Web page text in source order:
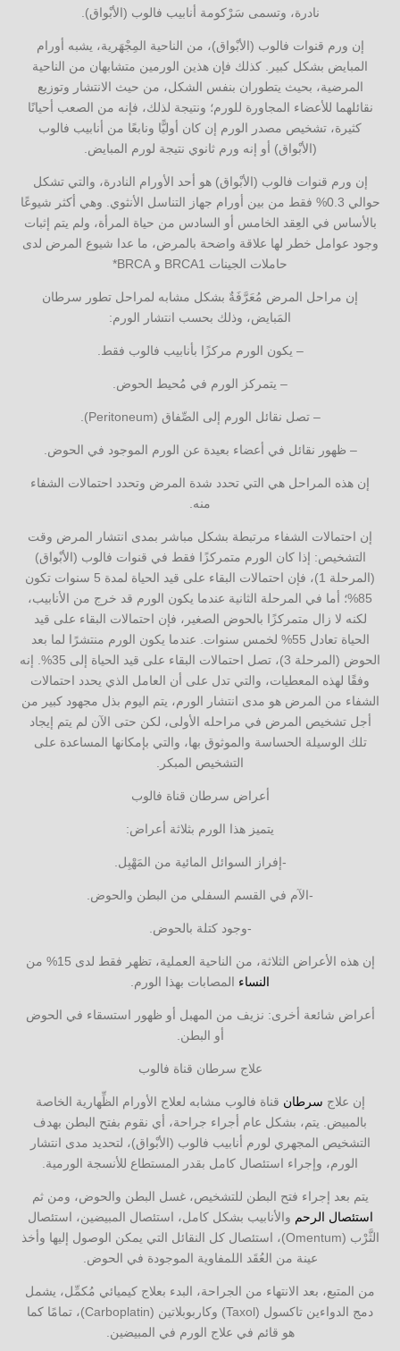
نادرة، وتسمى سَرْكومة أنابيب فالوب (الأبْواق).
إن ورم قنوات فالوب (الأبْواق)، من الناحية المِجْهَرية، يشبه أورام
المبايض بشكل كبير. كذلك فإن هذين الورمين متشابهان من الناحية
المرضية، بحيث يتطوران بنفس الشكل، من حيث الانتشار وتوزيع
نقائلهما للأعضاء المجاورة للورم؛ ونتيجة لذلك، فإنه من الصعب أحيانًا
كثيرة، تشخيص مصدر الورم إن كان أوليًّا ونابعًا من أنابيب فالوب
(الأبْواق) أو إنه ورم ثانوي نتيجة لورم المبايض.
إن ورم قنوات فالوب (الأبْواق) هو أحد الأورام النادرة، والتي تشكل
حوالي 0.3% فقط من بين أورام جهاز التناسل الأنثوي. وهي أكثر شيوعًا
بالأساس في العِقد الخامس أو السادس من حياة المرأة، ولم يتم إثبات
وجود عوامل خطر لها علاقة واضحة بالمرض، ما عدا شيوع المرض لدى
حاملات الجينات BRCA1 و BRCA*
إن مراحل المرض مُعَرَّفَةٌ بشكل مشابه لمراحل تطور سرطان
المَبايض، وذلك بحسب انتشار الورم:
– يكون الورم مركزًا بأنابيب فالوب فقط.
– يتمركز الورم في مُحيط الحوض.
– تصل نقائل الورم إلى الصِّفاق (Peritoneum).
– ظهور نقائل في أعضاء بعيدة عن الورم الموجود في الحوض.
إن هذه المراحل هي التي تحدد شدة المرض وتحدد احتمالات الشفاء
منه.
إن احتمالات الشفاء مرتبطة بشكل مباشر بمدى انتشار المرض وقت
التشخيص: إذا كان الورم متمركزًا فقط في قنوات فالوب (الأبْواق)
(المرحلة 1)، فإن احتمالات البقاء على قيد الحياة لمدة 5 سنوات تكون
85%؛ أما في المرحلة الثانية عندما يكون الورم قد خرج من الأنابيب،
لكنه لا زال متمركزًا بالحوض الصغير، فإن احتمالات البقاء على قيد
الحياة تعادل 55% لخمس سنوات. عندما يكون الورم منتشرًا لما بعد
الحوض (المرحلة 3)، تصل احتمالات البقاء على قيد الحياة إلى 35%. إنه
وفقًا لهذه المعطيات، والتي تدل على أن العامل الذي يحدد احتمالات
الشفاء من المرض هو مدى انتشار الورم، يتم اليوم بذل مجهود كبير من
أجل تشخيص المرض في مراحله الأولى، لكن حتى الآن لم يتم إيجاد
تلك الوسيلة الحساسة والموثوق بها، والتي بإمكانها المساعدة على
التشخيص المبكر.
أعراض سرطان قناة فالوب
يتميز هذا الورم بثلاثة أعراض:
-إفراز السوائل المائية من المَهْبِل.
-الآم في القسم السفلي من البطن والحوض.
-وجود كتلة بالحوض.
إن هذه الأعراض الثلاثة، من الناحية العملية، تظهر فقط لدى 15% من
النساء المصابات بهذا الورم.
أعراض شائعة أخرى: نزيف من المهبل أو ظهور استسقاء في الحوض
أو البطن.
علاج سرطان قناة فالوب
إن علاج سرطان قناة فالوب مشابه لعلاج الأورام الظِّهارية الخاصة
بالمبيض. يتم، بشكل عام أجراء جراحة، أي نقوم بفتح البطن بهدف
التشخيص المجهري لورم أنابيب فالوب (الأبْواق)، لتحديد مدى انتشار
الورم، وإجراء استئصال كامل بقدر المستطاع للأنسجة الورمية.
يتم بعد إجراء فتح البطن للتشخيص، غسل البطن والحوض، ومن ثم
استئصال الرحم والأنابيب بشكل كامل، استئصال المبيضين، استئصال
الثَّرْب (Omentum)، استئصال كل النقائل التي يمكن الوصول إليها وأخذ
عينة من العُقَد اللمفاوية الموجودة في الحوض.
من المتبع، بعد الانتهاء من الجراحة، البدء بعلاج كيميائي مُكمِّل، يشمل
دمج الدواءين تاكسول (Taxol) وكاربوبلاتين (Carboplatin)، تمامًا كما
هو قائم في علاج الورم في المبيضين.